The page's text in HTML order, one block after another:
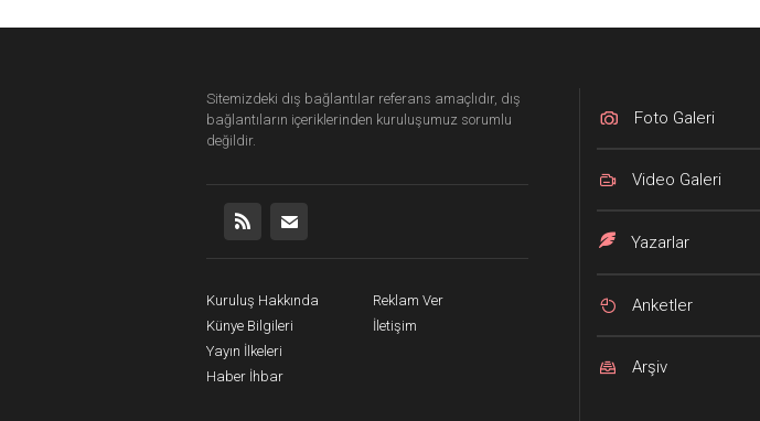
Sitemizdeki dış bağlantılar referans amaçlıdır, dış
bağlantıların içeriklerinden kuruluşumuz sorumlu
değildir.
Kuruluş Hakkında
Künye Bilgileri
Yayın İlkeleri
Haber İhbar
Reklam Ver
İletişim
Foto Galeri
Video Galeri
Yazarlar
Anketler
Arşiv